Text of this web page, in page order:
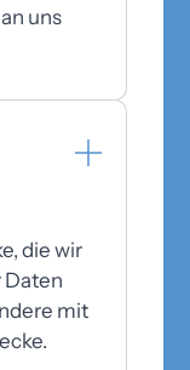
uns
die wir
Daten
mit